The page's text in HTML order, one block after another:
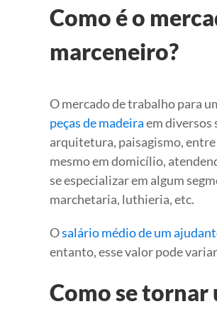
Como é o
marceneiro?
O mercado de trabalho para
peças de madeiraem diversos
arquitetura, paisagismo,
mesmo em domicílio,
se especializar em algum
marchetaria, luthieria, etc.
Osalário médio de um
entanto, esse valor pode
Como se tornar